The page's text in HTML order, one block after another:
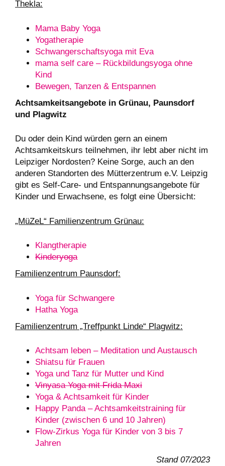
Thekla:
Mama Baby Yoga
Yogatherapie
Schwangerschaftsyoga mit Eva
mama self care – Rückbildungsyoga ohne
Kind
Bewegen, Tanzen & Entspannen
Achtsamkeitsangebote in Grünau, Paunsdorf
und Plagwitz
Du oder dein Kind würden gern an einem
Achtsamkeitskurs teilnehmen, ihr lebt aber nicht im
Leipziger Nordosten? Keine Sorge, auch an den
anderen Standorten des Mütterzentrum e.V. Leipzig
gibt es Self-Care- und Entspannungsangebote für
Kinder und Erwachsene, es folgt eine Übersicht:
„MüZeL“ Familienzentrum Grünau:
Klangtherapie
Kinderyoga
Familienzentrum Paunsdorf:
Yoga für Schwangere
Hatha Yoga
Familienzentrum „Treffpunkt Linde“ Plagwitz:
Achtsam leben – Meditation und Austausch
Shiatsu für Frauen
Yoga und Tanz für Mutter und Kind
Vinyasa Yoga mit Frida Maxi
Yoga & Achtsamkeit für Kinder
Happy Panda – Achtsamkeitstraining für
Kinder (zwischen 6 und 10 Jahren)
Flow-Zirkus Yoga für Kinder von 3 bis 7
Jahren
Stand 07/2023